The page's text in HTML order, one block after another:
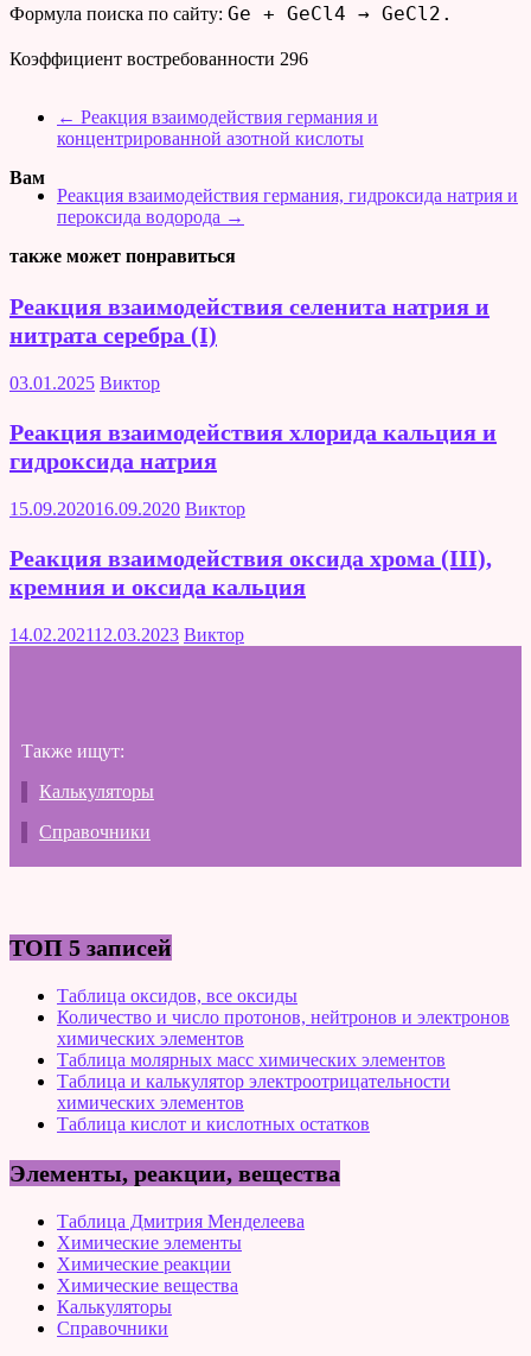
Формула поиска по сайту: Ge + GeCl4 → GeCl2.
Коэффициент востребованности 296
← Реакция взаимодействия германия и
концентрированной азотной кислоты
Реакция взаимодействия германия, гидроксида натрия и
пероксида водорода →
Вам
также может понравиться
Реакция взаимодействия селенита натрия и
нитрата серебра (I)
03.01.2025 Виктор
Реакция взаимодействия хлорида кальция и
гидроксида натрия
15.09.202016.09.2020 Виктор
Реакция взаимодействия оксида хрома (III),
кремния и оксида кальция
14.02.202112.03.2023 Виктор
Также ищут:
Калькуляторы
Справочники
ТОП 5 записей
Таблица оксидов, все оксиды
Количество и число протонов, нейтронов и электронов
химических элементов
Таблица молярных масс химических элементов
Таблица и калькулятор электроотрицательности
химических элементов
Таблица кислот и кислотных остатков
Элементы, реакции, вещества
Таблица Дмитрия Менделеева
Химические элементы
Химические реакции
Химические вещества
Калькуляторы
Справочники